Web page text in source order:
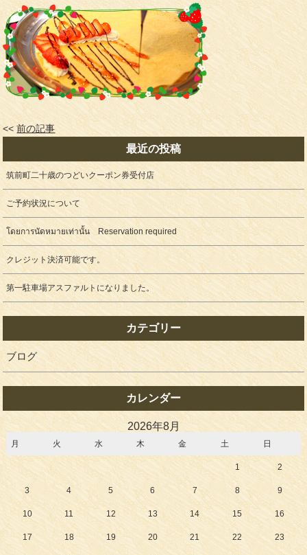
<<前の記事
最近の投稿
筑前町二十歳のつどいクーポン券受付店
ご予約状況について
โดยการนัดหมายเท่านั้น Reservation required
クレジット決済可能です。
第一駐車場アスファルトになりました。
カテゴリー
ブログ
カレンダー
2026年8月
月 火 水 木 金 土 日
1 2
3 4 5 6 7 8 9
10 11 12 13 14 15 16
17 18 19 20 21 22 23